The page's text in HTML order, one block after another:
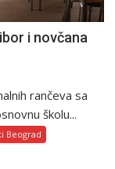
i novčana
rančeva sa
školu...
Beograd